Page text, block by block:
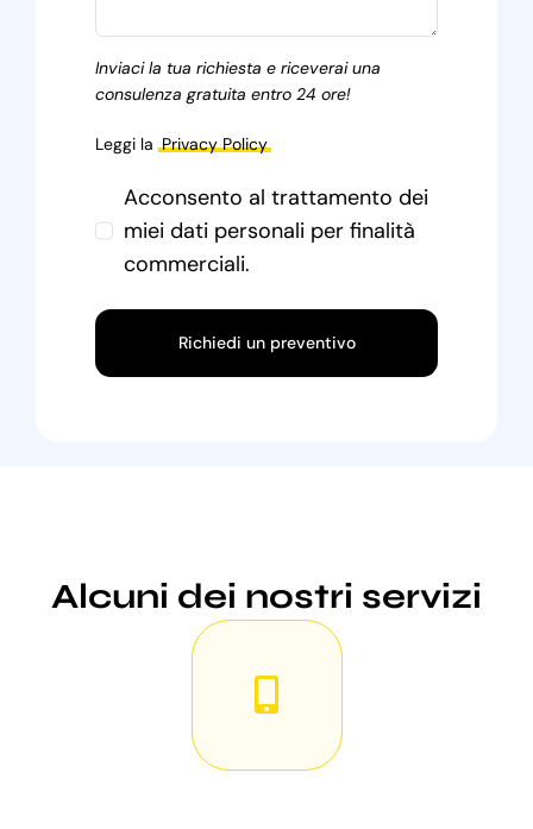
Inviaci la tua richiesta e riceverai una
consulenza gratuita entro 24 ore!
Leggi la Privacy Policy
Acconsento al trattamento dei
miei dati personali per finalità
commerciali.
Richiedi un preventivo
Alcuni dei nostri servizi